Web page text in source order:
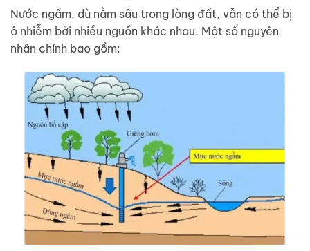
Nước ngầm, dù nằm sâu trong lòng đất, vẫn có thể bị
ô nhiễm bởi nhiều nguồn khác nhau. Một số nguyên
nhân chính bao gồm: